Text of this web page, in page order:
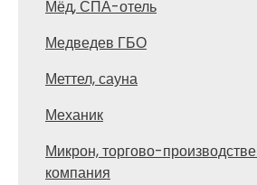
Мёд, СПА-отель
Медведев ГБО
Меттел, сауна
Механик
Микрон, торгово-
компания